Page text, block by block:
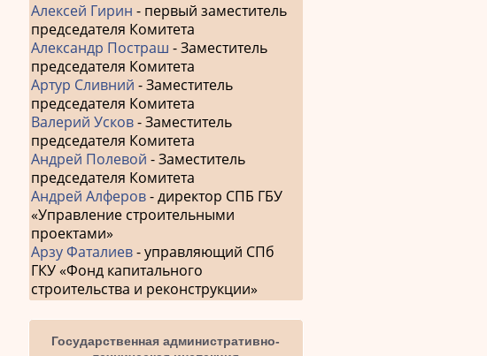
Алексей Гирин - первый заместитель
председателя Комитета
Александр Постраш - Заместитель
председателя Комитета
Артур Сливний - Заместитель
председателя Комитета
Валерий Усков- Заместитель
председателя Комитета
Андрей Полевой - Заместитель
председателя Комитета
Андрей Алферов- директор СПБ ГБУ
«Управление строительными
проектами»
Арзу Фаталиев- управляющий СПб
ГКУ «Фонд капитального
строительства и реконструкции»
Государственная административно-